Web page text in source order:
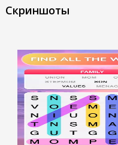
Скриншоты